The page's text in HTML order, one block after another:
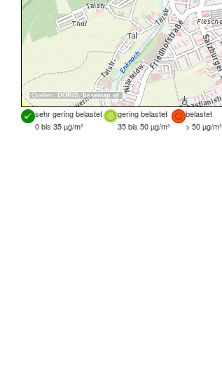
Quellen: DORIS, basemap.at
sehr gering belastet gering belastet
belastet
0 bis 35 µg/m³
35 bis 50 µg/m³ > 50 µg/m³